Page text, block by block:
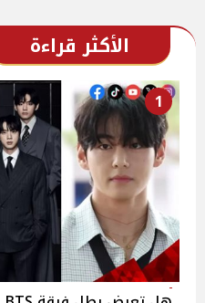
الأكثر قراءة
1